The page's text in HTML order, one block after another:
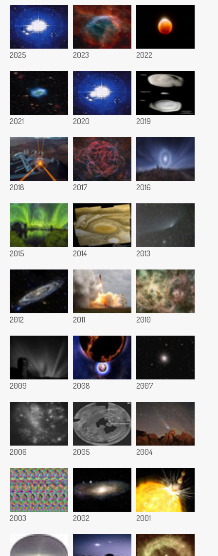
2025 2023 2022
2021 2020 2019
2018 2017 2016
2015 2014 2013
2012 2011 2010
2009 2008 2007
2006 2005 2004
2003 2002 2001